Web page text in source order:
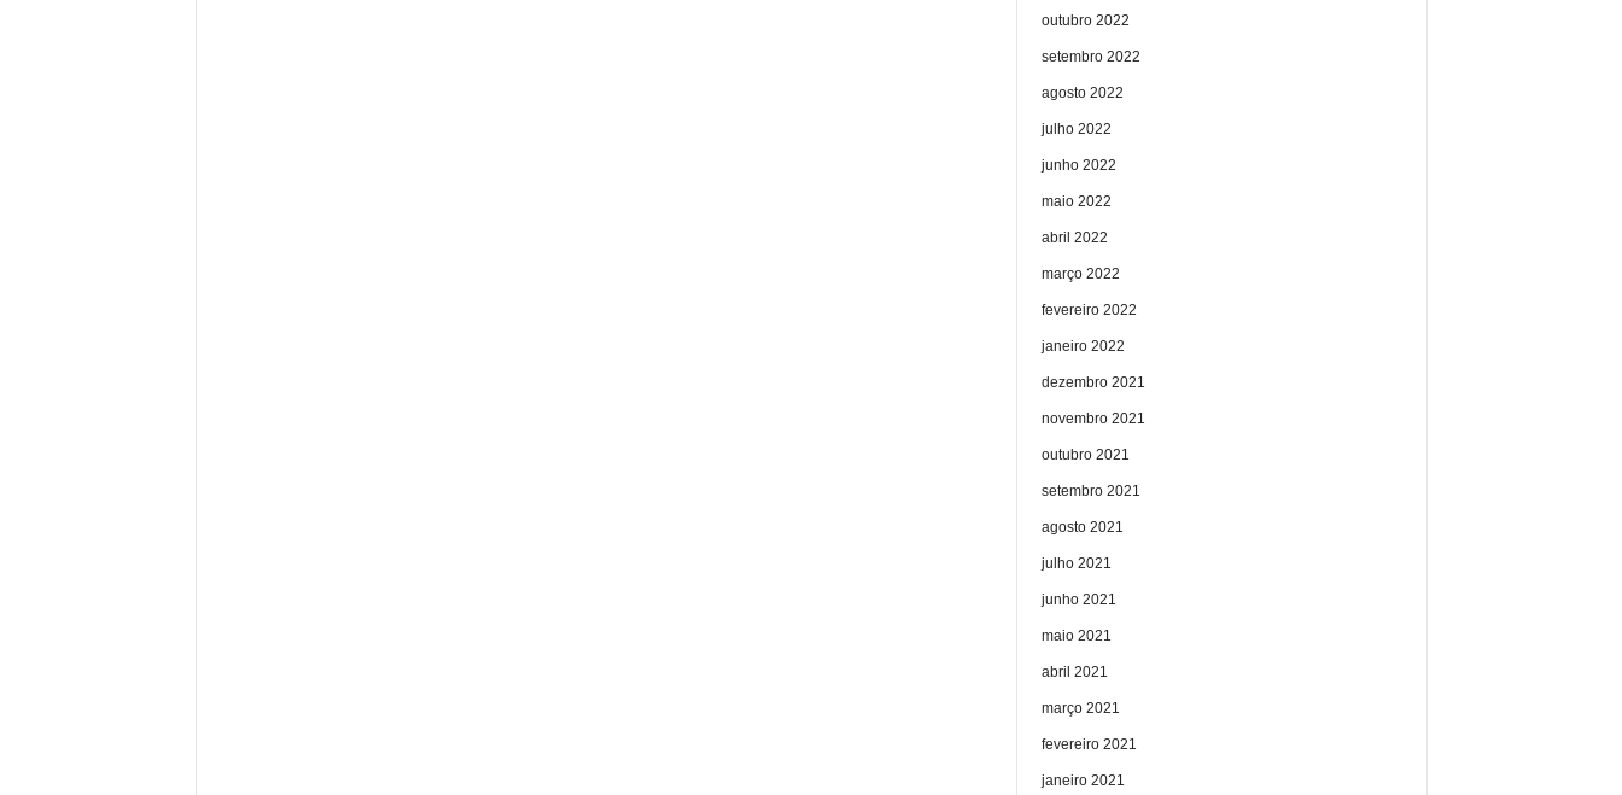
outubro 2022
setembro 2022
agosto 2022
julho 2022
junho 2022
maio 2022
abril 2022
março 2022
fevereiro 2022
janeiro 2022
dezembro 2021
novembro 2021
outubro 2021
setembro 2021
agosto 2021
julho 2021
junho 2021
maio 2021
abril 2021
março 2021
fevereiro 2021
janeiro 2021